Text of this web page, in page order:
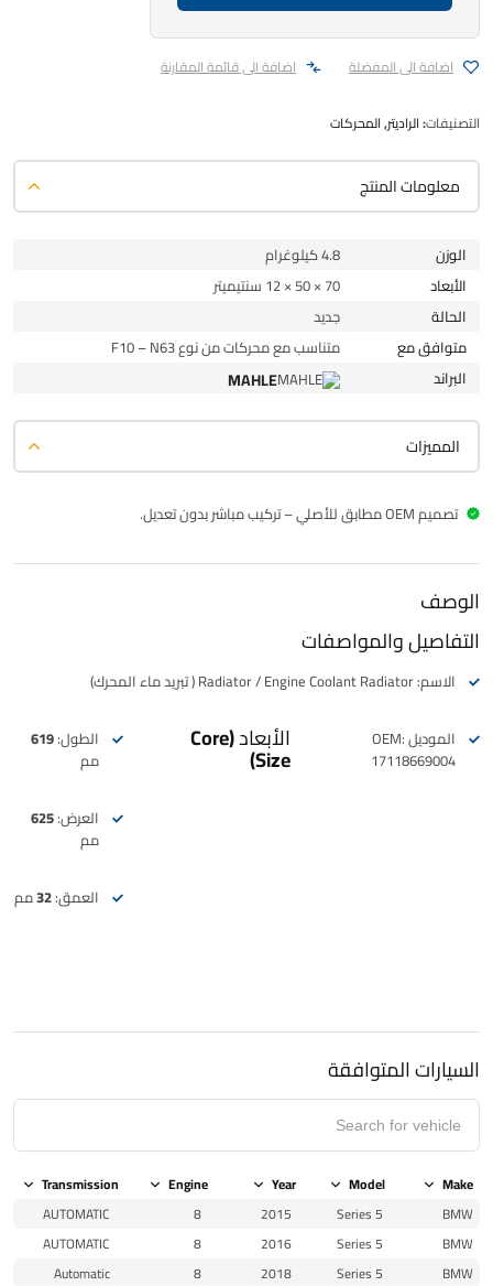
اضافة الى المفضلة اضافة الى قائمة المقارنة
التصنيفات:الراديتر,المحركات
معلومات المنتج
الوزن
4.8 كيلوغرام
الأبعاد
70 × 50 × 12 سنتيميتر
الحالة
جديد
متوافق مع
متناسب مع محركات من نوع F10 – N63
البراند
MAHLE
المميزات
تصميم OEM مطابق للأصلي – تركيب مباشر بدون تعديل.
الوصف
التفاصيل والمواصفات
الاسم: Radiator / Engine Coolant Radiator ( تبريد ماء المحرك)
الموديل OEM:
17118669004
الأبعاد (Core
Size)
الطول:619
مم
العرض:625
مم
العمق:32 مم
السيارات المتوافقة
Make
Model
Year
Engine
Transmission
BMW
5 Series
2015
8
AUTOMATIC
BMW
5 Series
2016
8
AUTOMATIC
BMW
5 Series
2018
8
Automatic